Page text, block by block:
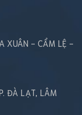
XUÂN - CẨM LỆ -
ĐÀ LẠT, LÂM